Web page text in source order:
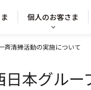
個人のお客さま
清掃活動の実施について
本グル